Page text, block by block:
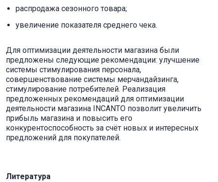
распродажа сезонного товара;
увеличение показателя среднего чека.
Для оптимизации деятельности магазина были
предложены следующие рекомендации: улучшение
системы стимулирования персонала,
совершенствование системы мерчандайзинга,
стимулирование потребителей. Реализация
предложенных рекомендаций для оптимизации
деятельности магазина INCANTO позволит увеличить
прибыль магазина и повысить его
конкурентоспособность за счёт новых и интересных
предложений для покупателей.
Литература